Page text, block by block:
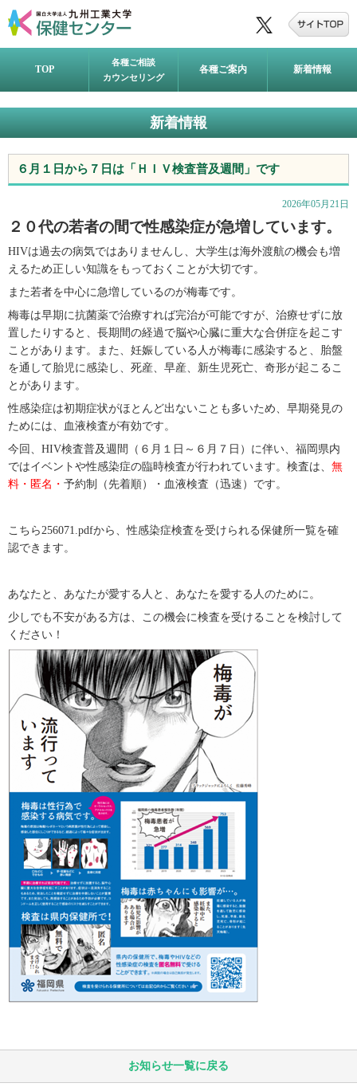
TOP
各種ご相談
カウンセリング
各種ご案内 新着情報
新着情報
６月１日から７日は「ＨＩＶ検査普及週間」です
2026年05月21日
２０代の若者の間で性感染症が急増しています。
HIVは過去の病気ではありませんし、大学生は海外渡航の機会も増
えるため正しい知識をもっておくことが大切です。
また若者を中心に急増しているのが梅毒です。
梅毒は早期に抗菌薬で治療すれば完治が可能ですが、治療せずに放
置したりすると、長期間の経過で脳や心臓に重大な合併症を起こす
ことがあります。また、妊娠している人が梅毒に感染すると、胎盤
を通して胎児に感染し、死産、早産、新生児死亡、奇形が起こるこ
とがあります。
性感染症は初期症状がほとんど出ないことも多いため、早期発見の
ためには、血液検査が有効です。
今回、 HIV検査普及週間（６月１日～６月７日）に伴い、福岡県内
ではイベントや性感染症の臨時検査が行われています。検査は、 無
料・匿名・ 予約制（先着順）・血液検査（迅速）です。
こちら256071.pdfから、性感染症検査を受けられる保健所一覧を確
認できます。
あなたと、 あなたが愛する人と、 あなたを愛する人のために。
少しでも不安がある方は、この機会に検査を受けることを検討して
ください！
お知らせ一覧に戻る